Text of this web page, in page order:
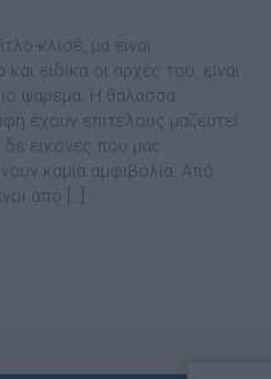
κλισέ, µα είναι
ειδικά οι αρχές του, είναι
ψάρεµα. Η θάλασσα
έχουν επιτέλους µαζευτεί
εικόνες που µας
καµία αµφιβολία. Από
από […]